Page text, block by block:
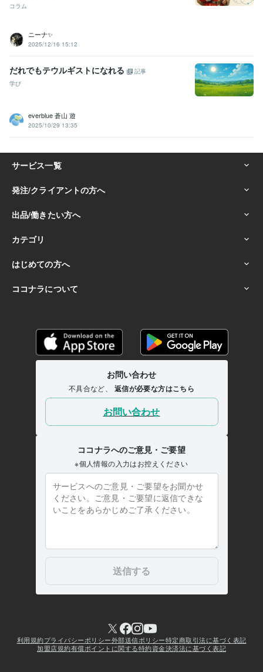
コラム
ニーナ✨️
2025/12/16 15:12
だれでもテウルギストになれる
記事
学び
everblue 蒼山 遊
2025/10/29 13:35